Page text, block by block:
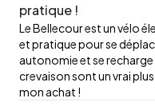
pratique !
Le Bellecour est un vélo
et pratique pour se
autonomie et se
crevaison sont un vrai
mon achat !